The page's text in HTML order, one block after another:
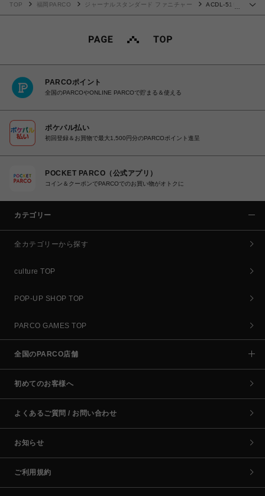
TOP 福岡PARCO ジャーナルスタンダード ファニチャー
ACDL-519
PARCOポイント
全国のPARCOやONLINE PARCOで貯まる＆使える
ポケパル払い
初回登録＆お買物で最大1,500円分のPARCOポイント進呈
POCKET PARCO（公式アプリ）
コイン＆クーポンでPARCOでのお買い物がオトクに
カテゴリー
全カテゴリーから探す
culture TOP
POP-UP SHOP TOP
PARCO GAMES TOP
全国のPARCO店舗
初めてのお客様へ
よくあるご質問 / お問い合わせ
お知らせ
ご利用規約